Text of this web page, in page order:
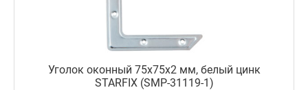
Уголок оконный 75х75x2 мм, белый цинк
STARFIX (SMP-31119-1)